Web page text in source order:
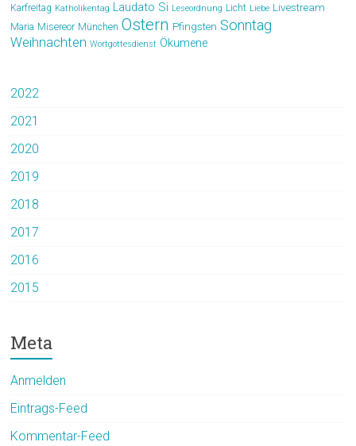
Karfreitag Katholikentag Laudato Si Leseordnung Licht Liebe Livestream
Maria Misereor München Ostern Pfingsten Sonntag
Weihnachten Wortgottesdienst Ökumene
2022
2021
2020
2019
2018
2017
2016
2015
Meta
Anmelden
Eintrags-Feed
Kommentar-Feed